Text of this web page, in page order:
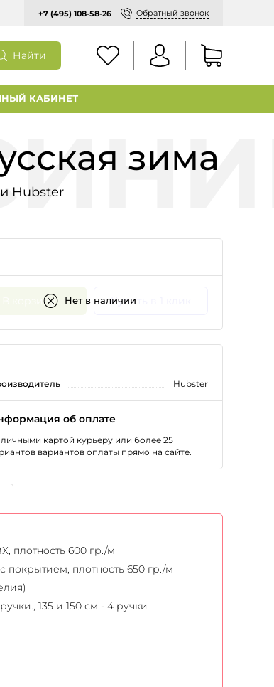
+7 (495) 108-58-26 Обратный звонок
Найти
КАБИНЕТ
зима
Hubster
Нет в наличии
В корзину Купить в 1 клик
Hubster
об оплате
картой курьеру или более 25
вариантов оплаты прямо на сайте.
плотность 600 гр./м
плотность 650 гр./м
135 и 150 см - 4 ручки